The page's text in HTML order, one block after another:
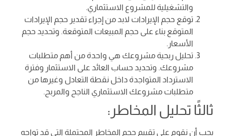
والتشغيلية للمشروع الاستثماري.
توقع حجم الإيرادات لابد من إجراء تقدير حجم الإيرادات
المتوقع بناء على حجم المبيعات المتوقعة. وتحديد حجم
الأسعار.
تحليل ربحية مشروعك هي واحدة من أهم متطلبات
مشروعك. وتحديد حساب العائد على الاستثمار وفترة
الاسترداد المتواجدة داخل نقطة التعادل وغيرها من
متطلبات مشروعك الاستثماري الناجح والمربح.
ثالثًا تحليل المخاطر:
يجب أن نقوم على تقييم حجم المخاطر المحتملة التي قد تواجه